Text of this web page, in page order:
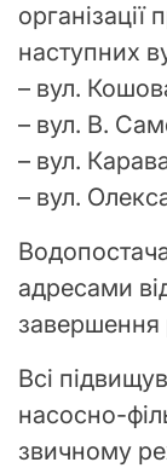
наступних
– вул.
– вул. В.
– вул.
– вул.
адресами
завершення
Всі
насосно-
звичному